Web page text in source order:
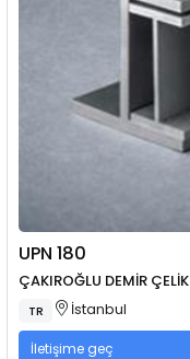
UPN 180
ÇAKIROĞLU DEMİR ÇELİK
TR İstanbul
İletişime geç